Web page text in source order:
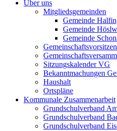
Über uns
Mitgliedsgemeinden
Gemeinde
Gemeinde
Gemeinde
Sitzungskalender VG
Bekanntmachungen
Haushalt
Ortspläne
Kommunale Zusammenarbeit
Grundschulverband
Grundschulverband
Grundschulverband